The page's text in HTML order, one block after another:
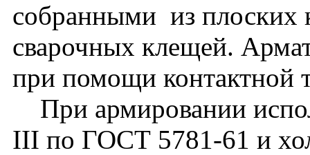
собранными из плоских
сварочных клещей.
при помощи контактной
При армировании
III по ГОСТ 5781-61 и